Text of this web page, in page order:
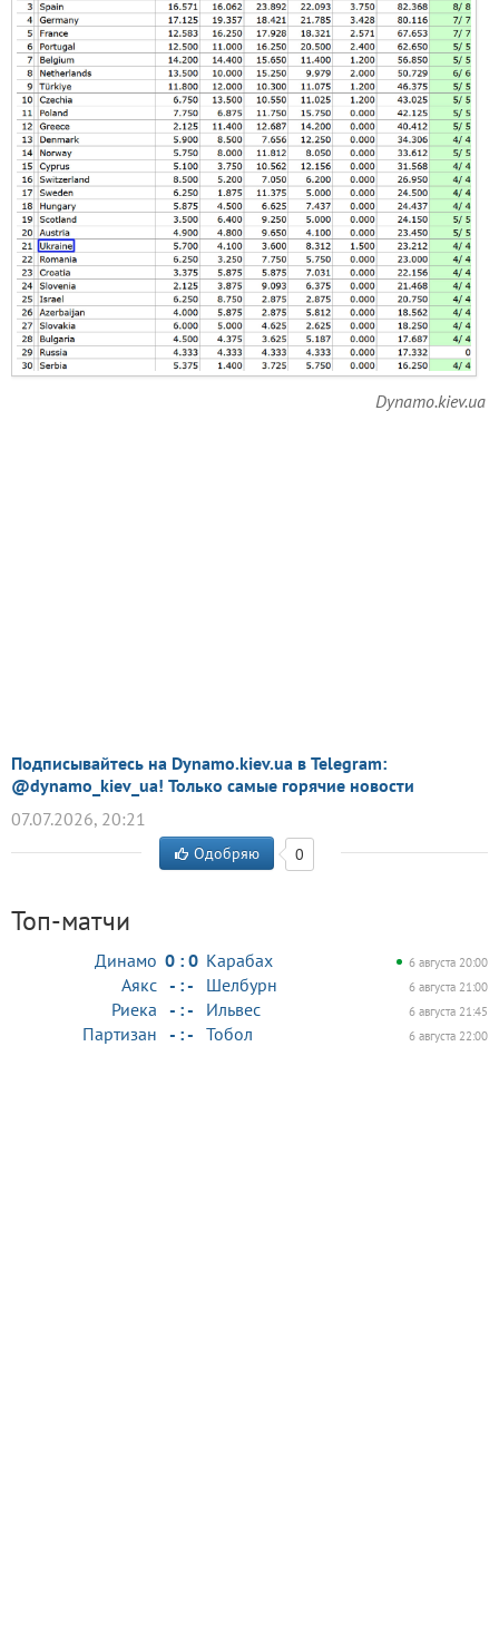
Dynamo.kiev.ua
Подписывайтесь на Dynamo.kiev.ua в Telegram:
@dynamo_kiev_ua! Только самые горячие новости
07.07.2026, 20:21
Одобряю 0
Топ-матчи
Динамо Карабах
0 : 0 6 августа 20:00
Аякс Шелбурн
- : - 6 августа 21:00
Риека Ильвес
- : - 6 августа 21:45
Партизан Тобол
- : - 6 августа 22:00